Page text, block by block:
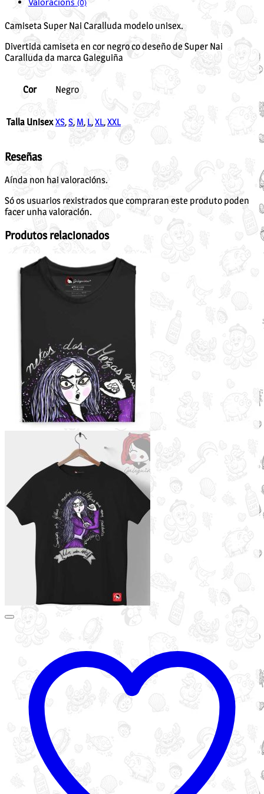
Camiseta Super Nai Caralluda modelo unisex.
Divertida camiseta en cor negro co deseño de Super Nai
Caralluda da marca Galeguiña
Cor Negro
Talla Unisex XS,S, M, L,XL,XXL
Reseñas
Aínda non hai valoracións.
Só os usuarios rexistrados que compraran este produto poden
facer unha valoración.
Produtos relacionados